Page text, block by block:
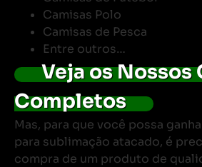
Camisas Polo
Camisas de Pesca
Entre outros…
Veja os Nossos
Completos
Mas, para que você possa
para sublimação atacado, é
compra de um produto de